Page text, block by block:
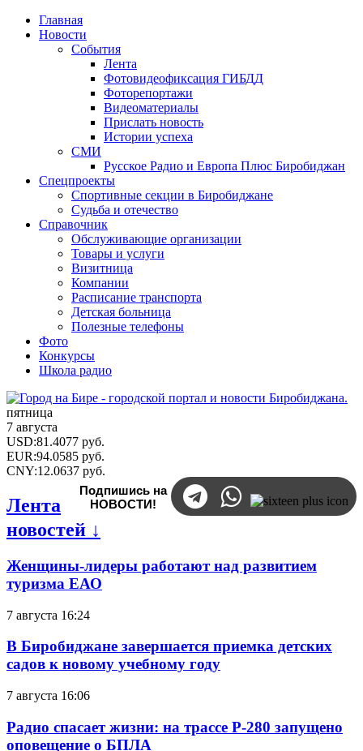
Главная
Новости
События
Лента
Фотовидеофиксация ГИБДД
Фоторепортажи
Видеоматериалы
Прислать новость
Истории успеха
СМИ
Русское Радио и Европа Плюс Биробиджан
Спецпроекты
Спортивные секции в Биробиджане
Судьба и отечество
Справочник
Обслуживающие организации
Товары и услуги
Визитница
Компании
Расписание транспорта
Детская больница
Полезные телефоны
Фото
Конкурсы
Школа радио
пятница
7 августа
USD:81.4077 руб.
EUR:94.0585 руб.
CNY:12.0637 руб.
Подпишись на
НОВОСТИ!
Лента
новостей ↓
Женщины-лидеры работают над развитием
туризма ЕАО
7 августа 16:24
В Биробиджане завершается приемка детских
садов к новому учебному году
7 августа 16:06
Радио спасает жизни: на трассе Р-280 запущено
оповещение о БПЛА